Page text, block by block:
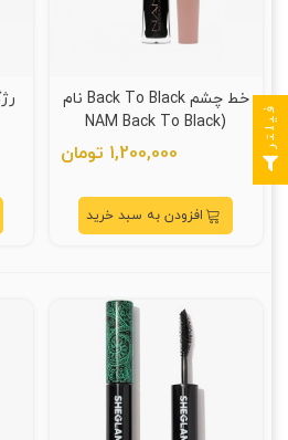
خط چشم Back To Black نام
(NAM Back To Black
Eyeliner)
1,200,000 تومان
افزودن به سبد خرید
فیلتر